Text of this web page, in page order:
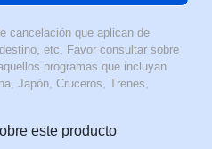
cancelación que aplican de
etc. Favor consultar sobre
programas que incluyan
Japón, Cruceros, Trenes,
este producto